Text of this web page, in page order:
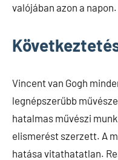
valójában azon a napon.
Vincent van Gogh
legnépszerűbb
hatalmas művészi
elismerést szerzett. A
hatása vitathatatlan.